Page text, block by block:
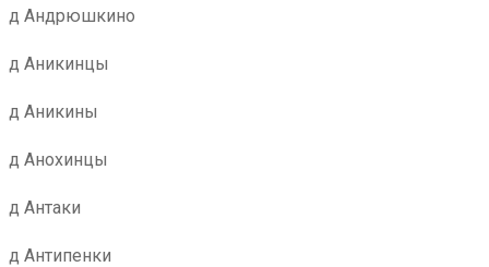
д Андрюшкино
д Аникинцы
д Аникины
д Анохинцы
д Антаки
д Антипенки